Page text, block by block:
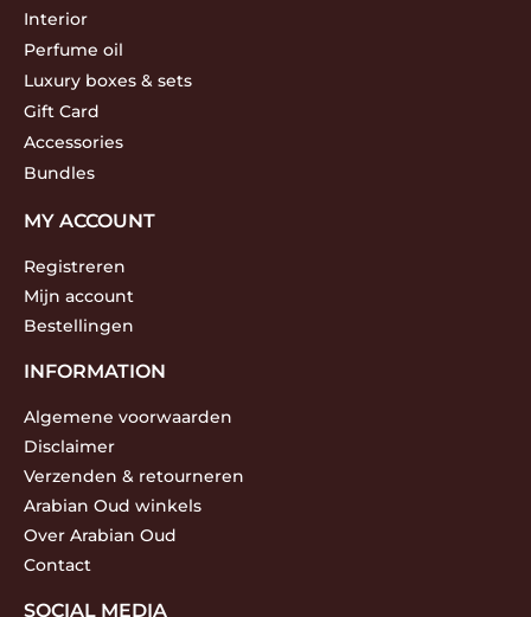
Interior
Perfume oil
Luxury boxes & sets
Gift Card
Accessories
Bundles
MY ACCOUNT
Registreren
Mijn account
Bestellingen
INFORMATION
Algemene voorwaarden
Disclaimer
Verzenden & retourneren
Arabian Oud winkels
Over Arabian Oud
Contact
SOCIAL MEDIA